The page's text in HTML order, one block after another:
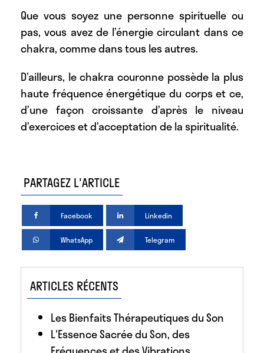
Que vous soyez une personne spirituelle ou
pas, vous avez de l’énergie circulant dans ce
chakra, comme dans tous les autres.
D’ailleurs, le chakra couronne possède la plus
haute fréquence énergétique du corps et ce,
d’une façon croissante d’après le niveau
d’exercices et d’acceptation de la spiritualité.
PARTAGEZ L'ARTICLE
Facebook Linkedin
WhatsApp Telegram
ARTICLES RÉCENTS
Les Bienfaits Thérapeutiques du Son
L'Essence Sacrée du Son, des